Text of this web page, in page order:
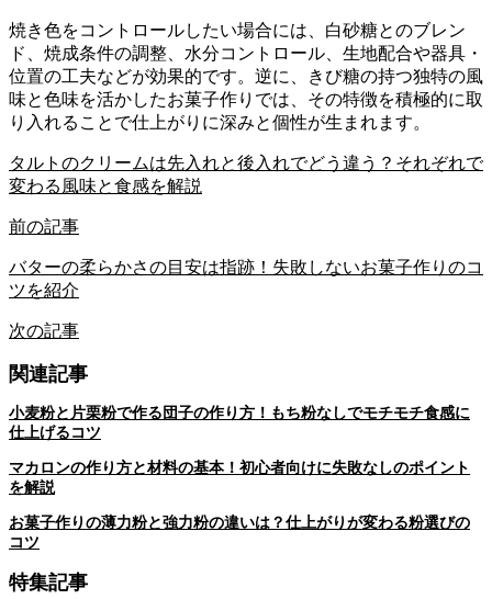
焼き色をコントロールしたい場合には、白砂糖とのブレン
ド、焼成条件の調整、水分コントロール、生地配合や器具・
位置の工夫などが効果的です。逆に、きび糖の持つ独特の風
味と色味を活かしたお菓子作りでは、その特徴を積極的に取
り入れることで仕上がりに深みと個性が生まれます。
タルトのクリームは先入れと後入れでどう違う？それぞれで
変わる風味と食感を解説
前の記事
バターの柔らかさの目安は指跡！失敗しないお菓子作りのコ
ツを紹介
次の記事
関連記事
小麦粉と片栗粉で作る団子の作り方！もち粉なしでモチモチ食感に
仕上げるコツ
マカロンの作り方と材料の基本！初心者向けに失敗なしのポイント
を解説
お菓子作りの薄力粉と強力粉の違いは？仕上がりが変わる粉選びの
コツ
特集記事